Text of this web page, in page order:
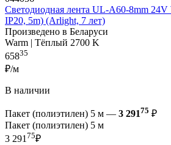
Светодиодная лента UL-A60-8mm 24V
IP20, 5m) (Arlight, 7 лет)
Произведено в Беларуси
Warm | Тёплый 2700 K
65835
₽/м
В наличии
Пакет (полиэтилен) 5 м — 3 29175 ₽
Пакет (полиэтилен) 5 м
3 29175₽